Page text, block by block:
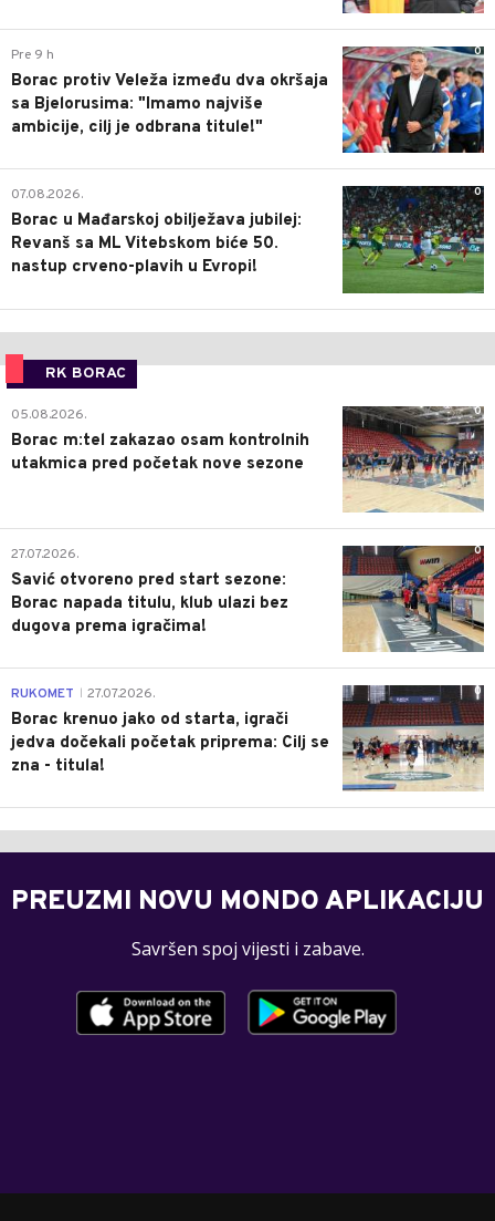
0
Pre 9 h
Borac protiv Veleža između dva okršaja
sa Bjelorusima: "Imamo najviše
ambicije, cilj je odbrana titule!"
0
07.08.2026.
Borac u Mađarskoj obilježava jubilej:
Revanš sa ML Vitebskom biće 50.
nastup crveno-plavih u Evropi!
RK BORAC
0
05.08.2026.
Borac m:tel zakazao osam kontrolnih
utakmica pred početak nove sezone
0
27.07.2026.
Savić otvoreno pred start sezone:
Borac napada titulu, klub ulazi bez
dugova prema igračima!
0
RUKOMET 27.07.2026.
Borac krenuo jako od starta, igrači
jedva dočekali početak priprema: Cilj se
zna - titula!
PREUZMI NOVU MONDO APLIKACIJU
Savršen spoj vijesti i zabave.